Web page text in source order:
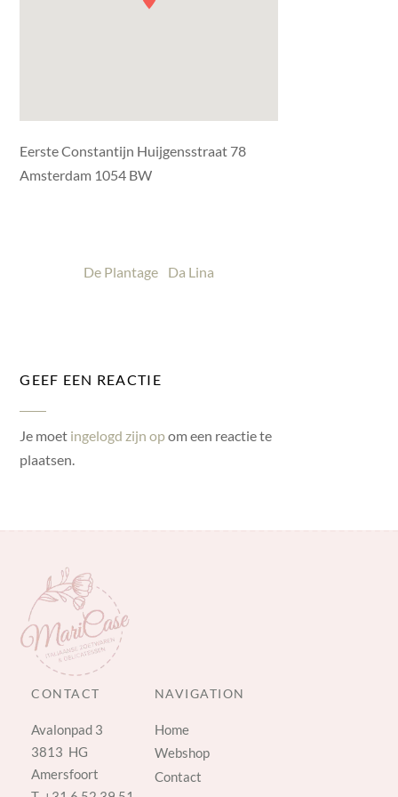
Eerste Constantijn Huijgensstraat 78
Amsterdam 1054 BW
De Plantage Da Lina
GEEF EEN REACTIE
Je moet ingelogd zijn opom een reactie te
plaatsen.
CONTACT
Avalonpad 3
3813 HG
Amersfoort
NAVIGATION
Home
Webshop
Contact